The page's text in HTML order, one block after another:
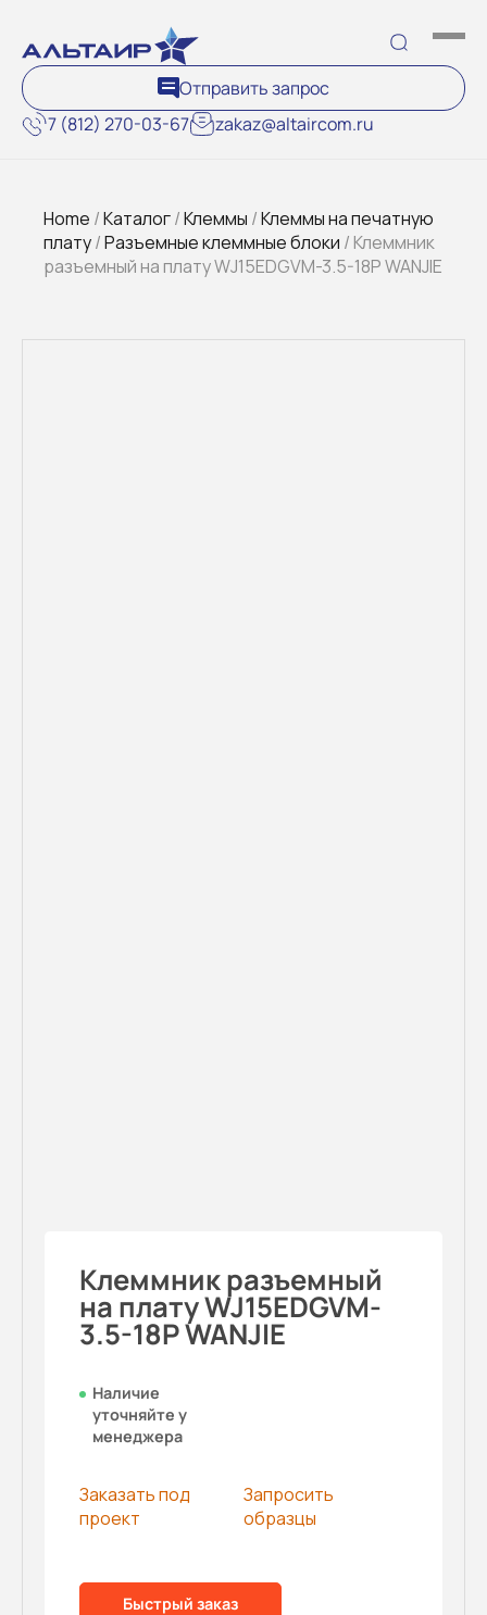
7 (812) 270-03-67 zakaz@altaircom.ru
Отправить запрос
Home /Каталог/Клеммы /Клеммы на печатную
плату/Разъемные клеммные блоки / Клеммник
разъемный на плату WJ15EDGVM-3.5-18P WANJIE
Клеммник разъемный
на плату WJ15EDGVM-
3.5-18P WANJIE
Наличие
уточняйте у
менеджера
Заказать под
проект
Запросить
образцы
Быстрый заказ